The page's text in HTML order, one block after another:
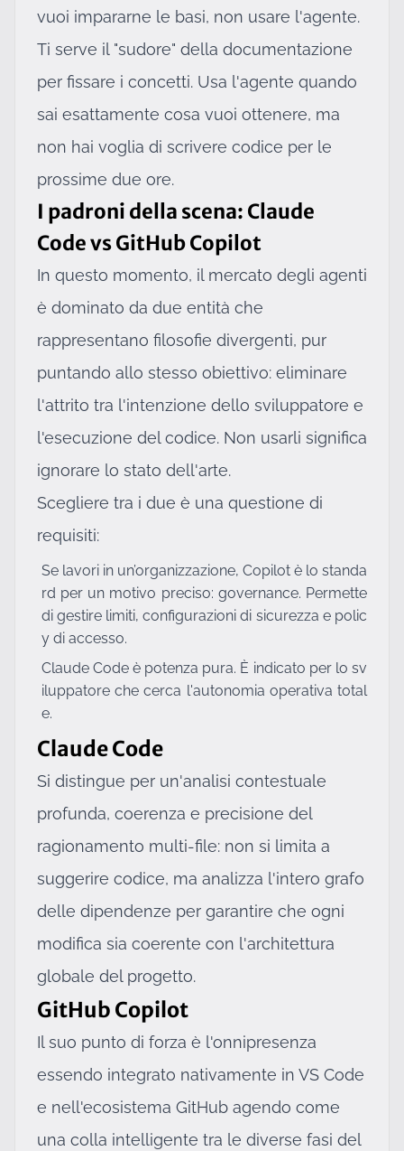
vuoi impararne le basi, non usare l'agente.
Ti serve il "sudore" della documentazione
per fissare i concetti. Usa l'agente quando
sai esattamente cosa vuoi ottenere, ma
non hai voglia di scrivere codice per le
prossime due ore.
I padroni della scena: Claude
Code vs GitHub Copilot
In questo momento, il mercato degli agenti
è dominato da due entità che
rappresentano filosofie divergenti, pur
puntando allo stesso obiettivo: eliminare
l'attrito tra l'intenzione dello sviluppatore e
l'esecuzione del codice. Non usarli significa
ignorare lo stato dell'arte.
Scegliere tra i due è una questione di
requisiti:
Se lavori in un’organizzazione, Copilot è lo standa
rd per un motivo preciso: governance. Permette
di gestire limiti, configurazioni di sicurezza e polic
y di accesso.
Claude Code è potenza pura. È indicato per lo sv
iluppatore che cerca l'autonomia operativa total
e.
Claude Code
Si distingue per un'analisi contestuale
profunda, coerenza e precisione del
ragionamento multi-file: non si limita a
suggerire codice, ma analizza l'intero grafo
delle dipendenze per garantire che ogni
modifica sia coerente con l'architettura
globale del progetto.
GitHub Copilot
Il suo punto di forza è l'onnipresenza
essendo integrato nativamente in VS Code
e nell'ecosistema GitHub agendo come
una colla intelligente tra le diverse fasi del